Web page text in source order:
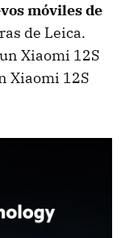
móviles de
de Leica.
Xiaomi 12S
Xiaomi 12S